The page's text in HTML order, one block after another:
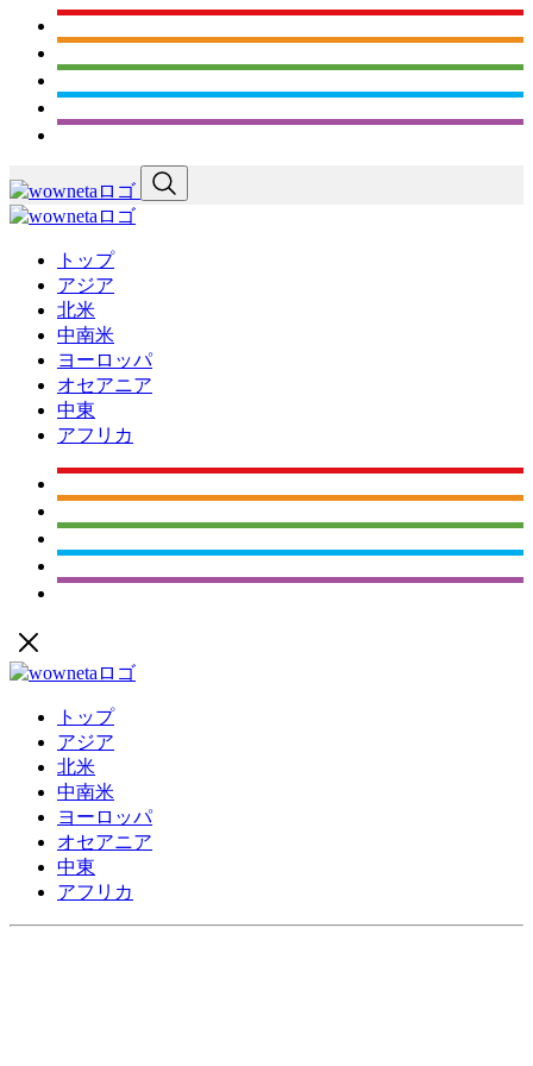
トップ
アジア
北米
中南米
ヨーロッパ
オセアニア
中東
アフリカ
トップ
アジア
北米
中南米
ヨーロッパ
オセアニア
中東
アフリカ